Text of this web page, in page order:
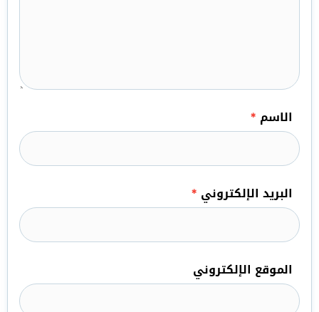
الاسم *
البريد الإلكتروني *
الموقع الإلكتروني